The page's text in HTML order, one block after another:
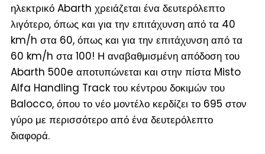
ηλεκτρικό Abarth χρειάζεται ένα δευτερόλεπτο
λιγότερο, όπως και για την επιτάχυνση από τα 40
km/h στα 60, όπως και για την επιτάχυνση από τα
60 km/h στα 100! Η αναβαθμισμένη απόδοση του
Abarth 500e αποτυπώνεται και στην πίστα Misto
Alfa Handling Track του κέντρου δοκιμών του
Balocco, όπου το νέο μοντέλο κερδίζει το 695 στον
γύρο με περισσότερο από ένα δευτερόλεπτο
διαφορά.